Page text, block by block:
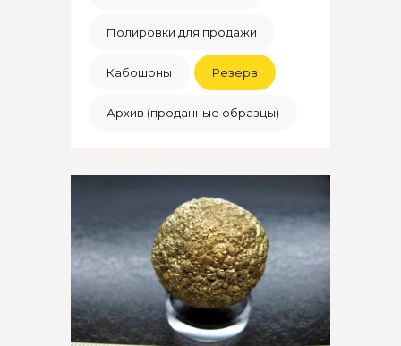
Полировки для продажи
Кабошоны Резерв
Архив (проданные образцы)